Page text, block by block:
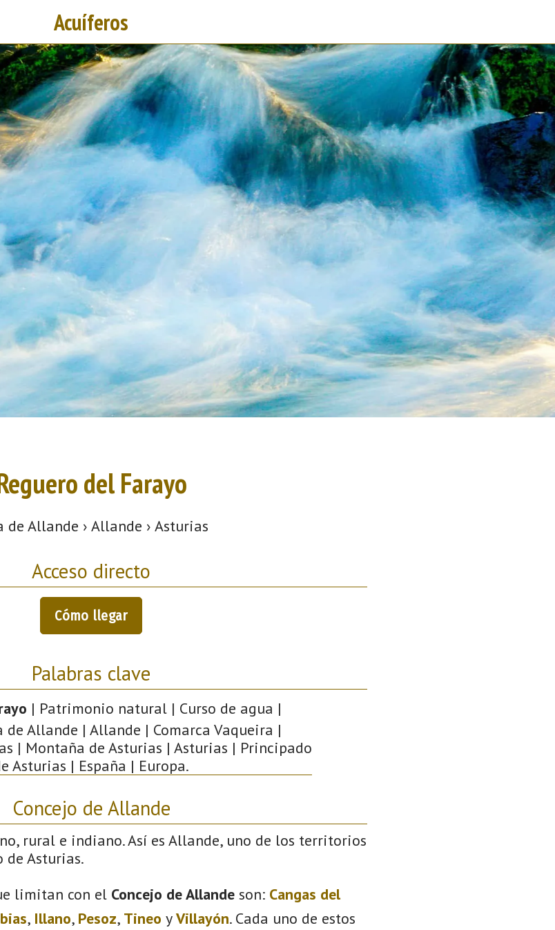
Acuíferos
del Farayo
de Allande › Allande › Asturias
Acceso directo
Cómo llegar
Palabras clave
| Patrimonio natural | Curso de agua |
de Allande | Allande | Comarca Vaqueira |
| Montaña de Asturias | Asturias | Principado
Asturias | España | Europa.
Concejo de Allande
rural e indiano. Así es Allande, uno de los territorios
de Asturias.
limitan con el Concejo de Allande son: Cangas del
, Illano, Pesoz, Tineo yVillayón. Cada uno de estos